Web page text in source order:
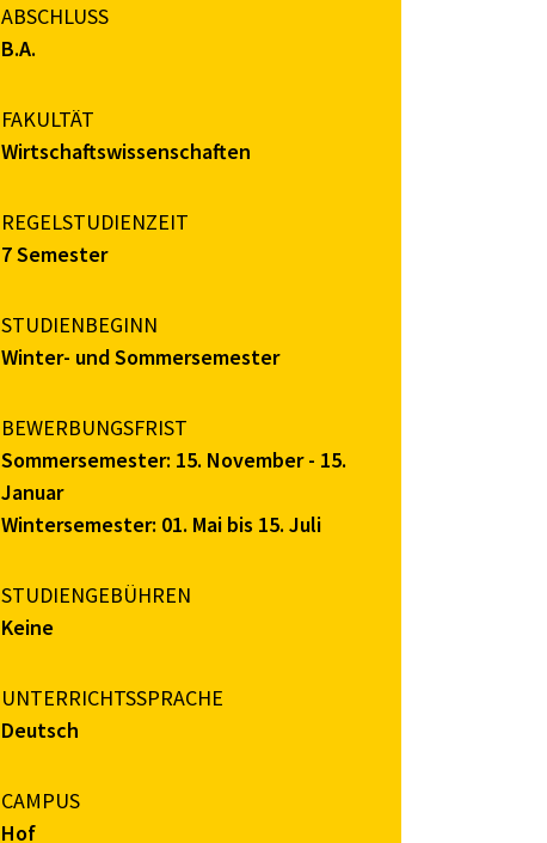
ABSCHLUSS
B.A.
FAKULTÄT
Wirtschaftswissenschaften
REGELSTUDIENZEIT
7 Semester
STUDIENBEGINN
Winter- und Sommersemester
BEWERBUNGSFRIST
Sommersemester: 15. November - 15.
Januar
Wintersemester: 01. Mai bis 15. Juli
STUDIENGEBÜHREN
Keine
UNTERRICHTSSPRACHE
Deutsch
CAMPUS
Hof